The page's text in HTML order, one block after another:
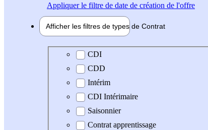
Appliquerle filtre de date de création de l'offre
Afficher les filtres de types de Contrat
Type de contrat
CDI
CDD
Intérim
CDI Intérimaire
Saisonnier
Contrat apprentissage